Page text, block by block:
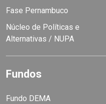
Fase Pernambuco
Núcleo de Políticas e
Alternativas / NUPA
Fundos
Fundo DEMA